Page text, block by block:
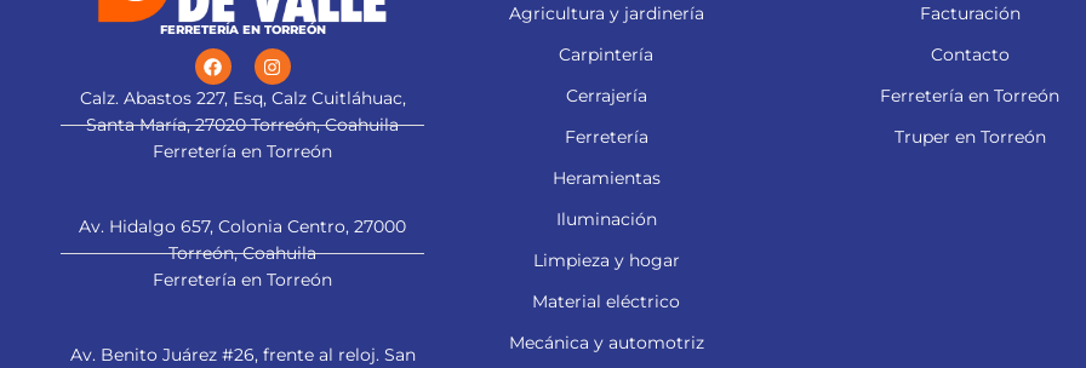
FERRETERÍA EN TORREÓN
Calz. Abastos 227, Esq, Calz Cuitláhuac,
Santa María, 27020 Torreón, Coahuila
Ferretería en Torreón
Av. Hidalgo 657, Colonia Centro, 27000
Torreón, Coahuila
Ferretería en Torreón
Av. Benito Juárez #26, frente al reloj. San
Agricultura y jardinería
Carpintería
Cerrajería
Ferretería
Heramientas
Iluminación
Limpieza y hogar
Material eléctrico
Mecánica y automotriz
Facturación
Contacto
Ferretería en Torreón
Truper en Torreón